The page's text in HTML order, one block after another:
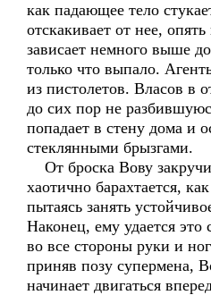
как падающее тело
отскакивает от нее, опять
зависает немного выше
только что выпало.
из пистолетов. Власов в
до сих пор не
попадает в стену дома и
стеклянными брызгами.
От броска Вову
хаотично барахтается,
пытаясь занять
Наконец, ему удается это
во все стороны руки и
приняв позу супермена,
начинает двигаться